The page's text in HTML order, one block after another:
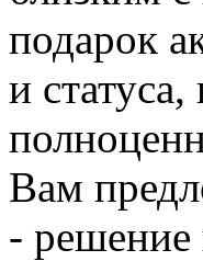
подарок
и
Вам
- решение